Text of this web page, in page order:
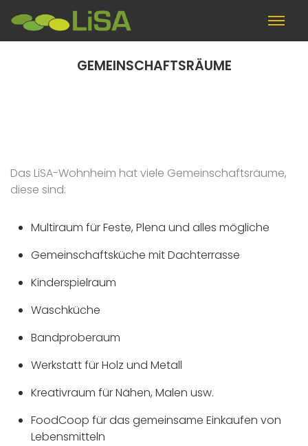
GEMEINSCHAFTSRÄUME
Das LiSA-Wohnheim hat viele Gemeinschaftsräume,
diese sind:
Multiraum für Feste, Plena und alles mögliche
Gemeinschaftsküche mit Dachterrasse
Kinderspielraum
Waschküche
Bandproberaum
Werkstatt für Holz und Metall
Kreativraum für Nähen, Malen usw.
FoodCoop für das gemeinsame Einkaufen von
Lebensmitteln